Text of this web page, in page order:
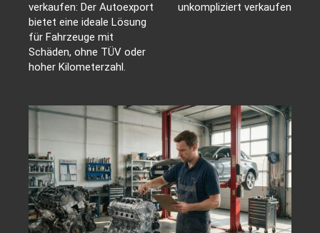
verkaufen: Der Autoexport
bietet eine ideale Lösung
für Fahrzeuge mit
Schäden, ohne TÜV oder
hoher Kilometerzahl.
unkompliziert verkaufen